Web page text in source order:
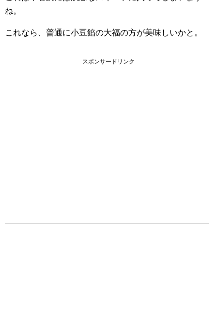
ね。
これなら、普通に小豆餡の大福の方が美味しいかと。
スポンサードリンク